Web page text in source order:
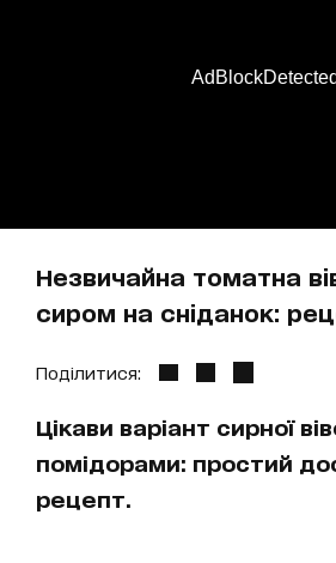
Незвичайна томатна
сиром на сніданок:
Поділитися:
Цікави варіант сирної
помідорами: простий
рецепт.